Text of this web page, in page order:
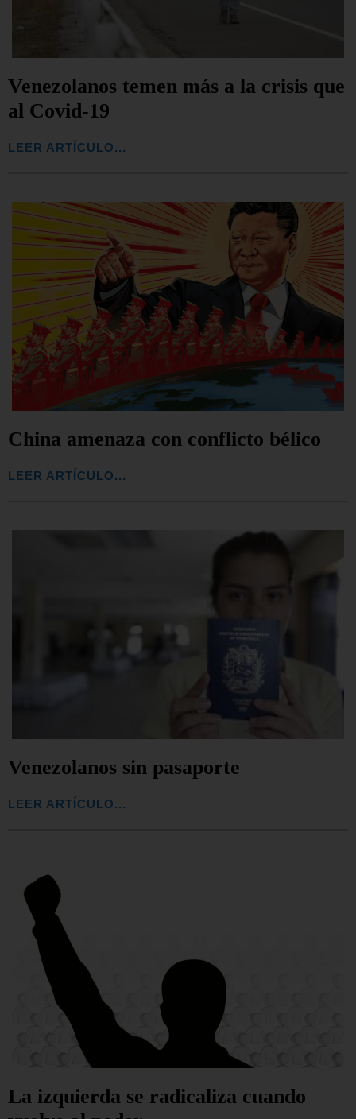
Venezolanos temen más a la crisis que
al Covid-19
LEER ARTÍCULO...
China amenaza con conflicto bélico
LEER ARTÍCULO...
Venezolanos sin pasaporte
LEER ARTÍCULO...
La izquierda se radicaliza cuando